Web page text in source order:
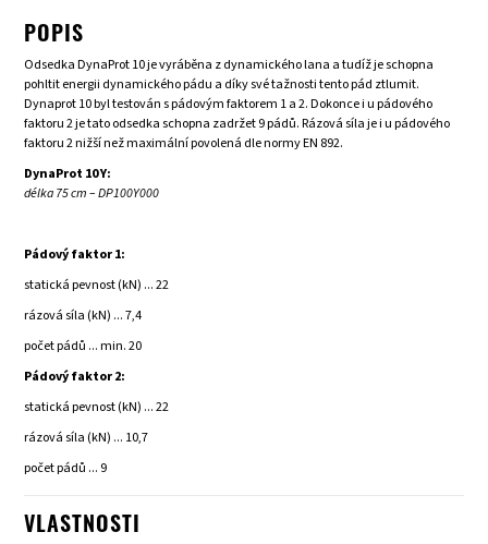
POPIS
Odsedka DynaProt 10 je vyráběna z dynamického lana a tudíž je schopna
pohltit energii dynamického pádu a díky své tažnosti tento pád ztlumit.
Dynaprot 10 byl testován s pádovým faktorem 1 a 2. Dokonce i u pádového
faktoru 2 je tato odsedka schopna zadržet 9 pádů. Rázová síla je i u pádového
faktoru 2 nižší než maximální povolená dle normy EN 892.
DynaProt 10 Y:
délka 75 cm – DP100Y000
Pádový faktor 1:
statická pevnost (kN) ... 22
rázová síla (kN) ... 7,4
počet pádů ... min. 20
Pádový faktor 2:
statická pevnost (kN) ... 22
rázová síla (kN) ... 10,7
počet pádů ... 9
VLASTNOSTI